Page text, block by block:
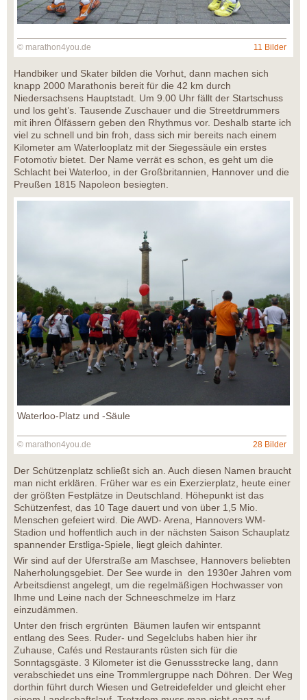
© marathon4you.de 11 Bilder
Handbiker und Skater bilden die Vorhut, dann machen sich
knapp 2000 Marathonis bereit für die 42 km durch
Niedersachsens Hauptstadt. Um 9.00 Uhr fällt der Startschuss
und los geht’s. Tausende Zuschauer und die Streetdrummers
mit ihren Ölfässern geben den Rhythmus vor. Deshalb starte ich
viel zu schnell und bin froh, dass sich mir bereits nach einem
Kilometer am Waterlooplatz mit der Siegessäule ein erstes
Fotomotiv bietet. Der Name verrät es schon, es geht um die
Schlacht bei Waterloo, in der Großbritannien, Hannover und die
Preußen 1815 Napoleon besiegten.
Waterloo-Platz und -Säule
© marathon4you.de 28 Bilder
Der Schützenplatz schließt sich an. Auch diesen Namen braucht
man nicht erklären. Früher war es ein Exerzierplatz, heute einer
der größten Festplätze in Deutschland. Höhepunkt ist das
Schützenfest, das 10 Tage dauert und von über 1,5 Mio.
Menschen gefeiert wird. Die AWD- Arena, Hannovers WM-
Stadion und hoffentlich auch in der nächsten Saison Schauplatz
spannender Erstliga-Spiele, liegt gleich dahinter.
Wir sind auf der Uferstraße am Maschsee, Hannovers beliebten
Naherholungsgebiet. Der See wurde in den 1930er Jahren vom
Arbeitsdienst angelegt, um die regelmäßigen Hochwasser von
Ihme und Leine nach der Schneeschmelze im Harz
einzudämmen.
Unter den frisch ergrünten Bäumen laufen wir entspannt
entlang des Sees. Ruder- und Segelclubs haben hier ihr
Zuhause, Cafés und Restaurants rüsten sich für die
Sonntagsgäste. 3 Kilometer ist die Genussstrecke lang, dann
verabschiedet uns eine Trommlergruppe nach Döhren. Der Weg
dorthin führt durch Wiesen und Getreidefelder und gleicht eher